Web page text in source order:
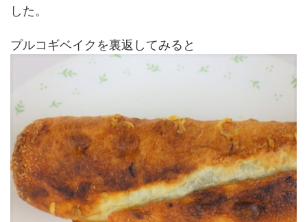
した。
プルコギベイクを裏返してみると